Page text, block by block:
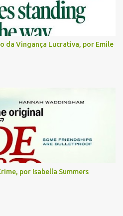
da Vingança Lucrativa, por Emile
por Isabella Summers